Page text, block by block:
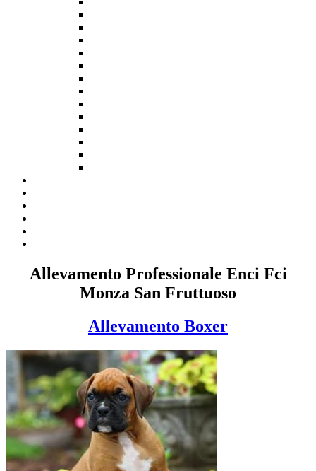
Allevamento Professionale Enci Fci
Monza San Fruttuoso
Allevamento Boxer